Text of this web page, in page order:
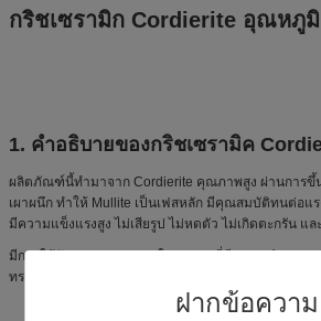
ฝากข้อความ
กริชเซรามิก Cordierite อุณหภูมิ
1. คำอธิบายของกริชเซรามิค
ผลิตภัณฑ์นี้ทำมาจาก Cordierite คุณภาพสูง ผ่านการขึ้
เผาผนึก ทำให้ Mullite เป็นเฟสหลัก มีคุณสมบัติทนต่อแ
มีความแข็งแรงสูง ไม่เสียรูป ไม่หดตัว ไม่เกิดตะกรัน แ
มีการใช้กันอย่างแพร่หลายในเตาเผาที่มีอุณหภูมิสูง เช่น
ทรอนิกส์เป็นต้น